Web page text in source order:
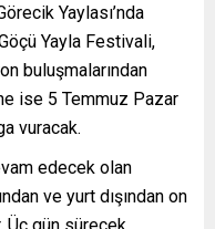
Yaylası’nda
Yayla Festivali,
buluşmalarından
ise 5 Temmuz Pazar
vuracak.
edecek olan
ve yurt dışından on